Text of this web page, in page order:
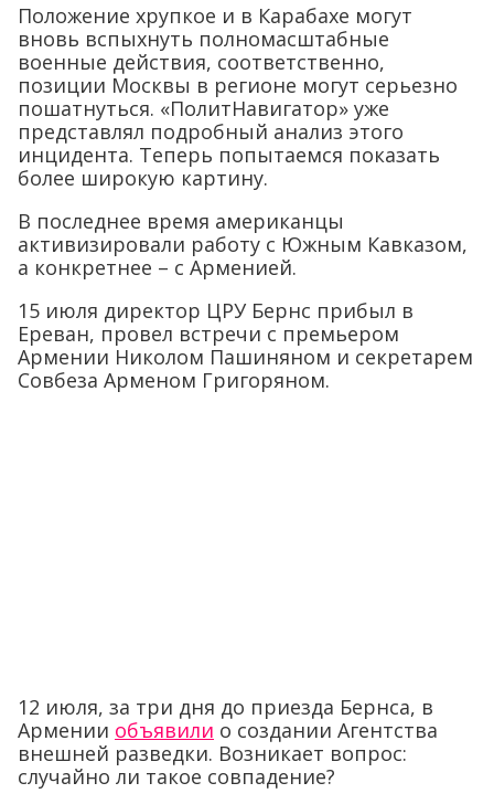
Положение хрупкое и в Карабахе могут
вновь вспыхнуть полномасштабные
военные действия, соответственно,
позиции Москвы в регионе могут серьезно
пошатнуться. «ПолитНавигатор» уже
представлял подробный анализ этого
инцидента. Теперь попытаемся показать
более широкую картину.
В последнее время американцы
активизировали работу с Южным Кавказом,
а конкретнее – с Арменией.
15 июля директор ЦРУ Бернс прибыл в
Ереван, провел встречи с премьером
Армении Николом Пашиняном и секретарем
Совбеза Арменом Григоряном.
12 июля, за три дня до приезда Бернса, в
Армении объявили о создании Агентства
внешней разведки. Возникает вопрос:
случайно ли такое совпадение?